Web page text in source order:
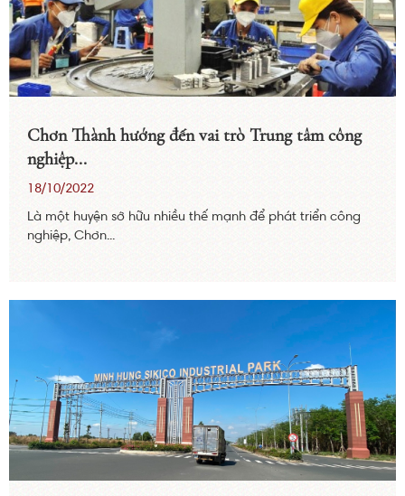
Chơn Thành hướng đến vai trò Trung tâm công
nghiệp...
18/10/2022
Là một huyện sở hữu nhiều thế mạnh để phát triển công
nghiệp, Chơn...